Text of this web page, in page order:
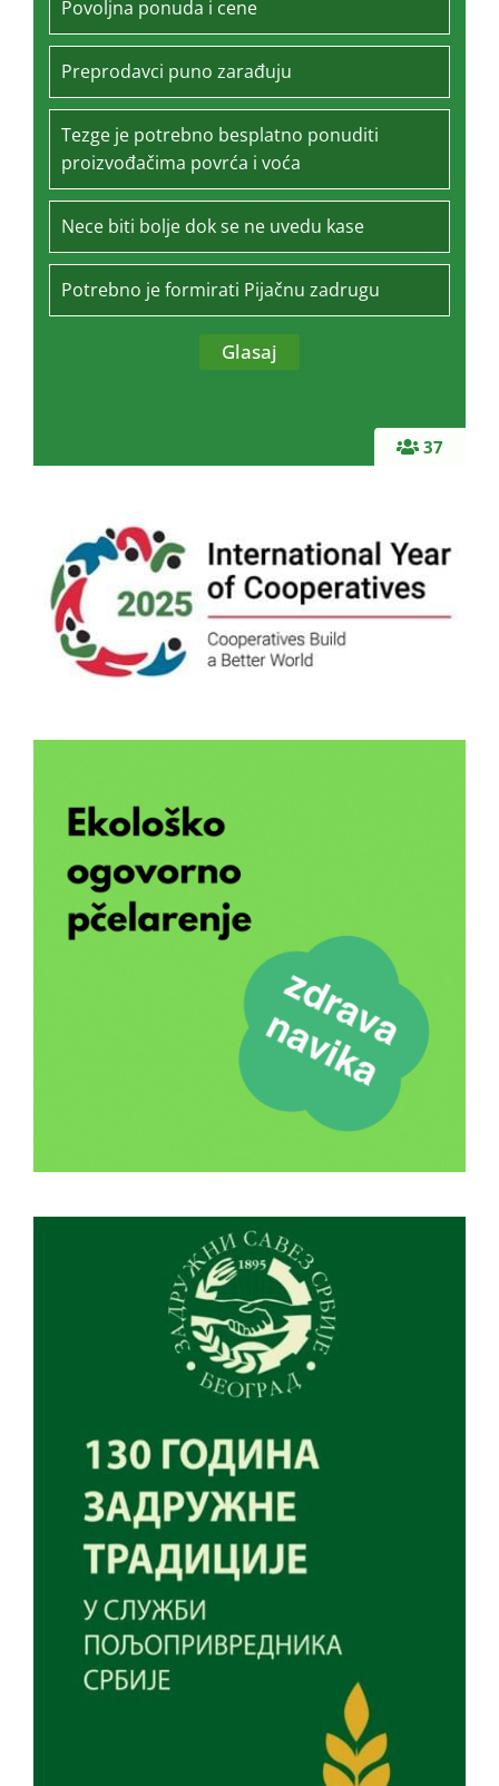
37
Povoljna ponuda i cene
Preprodavci puno zarađuju
Tezge je potrebno besplatno ponuditi
proizvođačima povrća i voća
Nece biti bolje dok se ne uvedu kase
Potrebno je formirati Pijačnu zadrugu